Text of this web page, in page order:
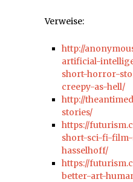
Verweise:
http://
artificial-
short-horror-
creepy-as-hell/
http://
stories/
https://
short-sci-fi-
hasselhoff/
https://
better-art-